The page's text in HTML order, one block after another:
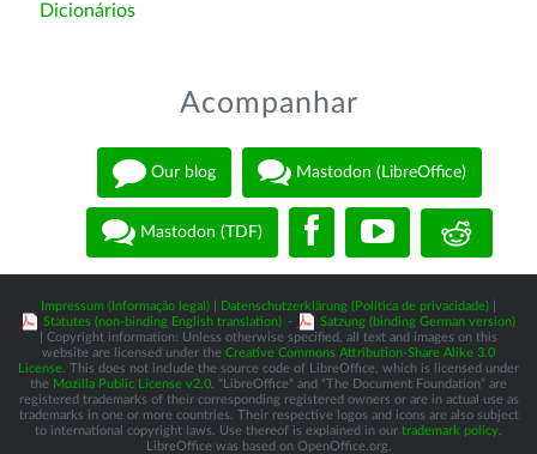
Dicionários
Acompanhar
Our blog Mastodon (LibreOffice)
Mastodon (TDF)
Impressum (Informação legal) Datenschutzerklärung (Política de privacidade)
Statutes (non-binding English translation) -
Satzung (binding German version)
| Copyright information: Unless otherwise specified, all text and images on this
website are licensed under the Creative Commons Attribution-Share Alike 3.0
License . This does not include the source code of LibreOffice, which is licensed under
the Mozilla Public License v2.0 . “LibreOffice” and “The Document Foundation” are
registered trademarks of their corresponding registered owners or are in actual use as
trademarks in one or more countries. Their respective logos and icons are also subject
to international copyright laws. Use thereof is explained in our trademark policy
LibreOffice was based on OpenOffice.org.